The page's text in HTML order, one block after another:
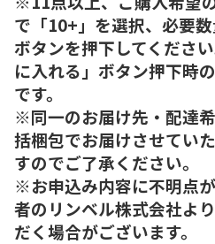
で「10+」を選択、必要数
ボタンを押下してくださ
に入れる」ボタン押下時
です。
※同一のお届け先・配達
括梱包でお届けさせてい
すのでご了承ください。
※お申込み内容に不明点
者のリンベル株式会社よ
だく場合がございます。